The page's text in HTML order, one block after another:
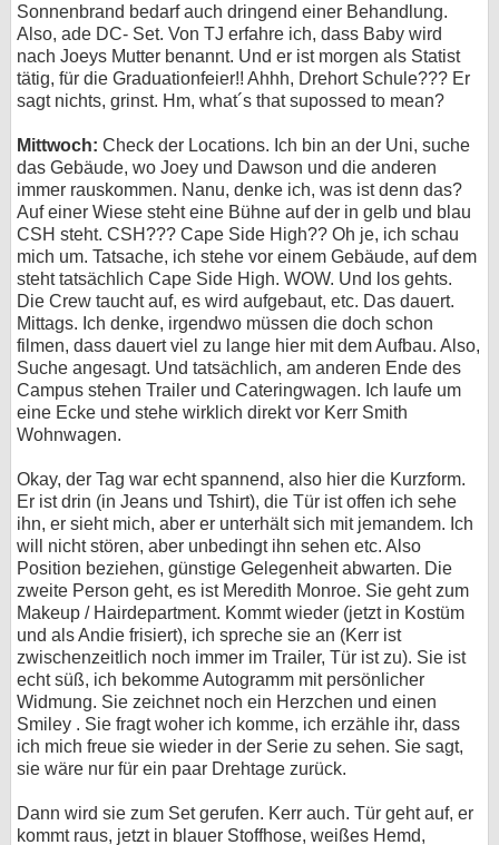
Sonnenbrand bedarf auch dringend einer Behandlung.
Also, ade DC- Set. Von TJ erfahre ich, dass Baby wird
nach Joeys Mutter benannt. Und er ist morgen als Statist
tätig, für die Graduationfeier!! Ahhh, Drehort Schule??? Er
sagt nichts, grinst. Hm, what´s that supossed to mean?
Mittwoch: Check der Locations. Ich bin an der Uni, suche
das Gebäude, wo Joey und Dawson und die anderen
immer rauskommen. Nanu, denke ich, was ist denn das?
Auf einer Wiese steht eine Bühne auf der in gelb und blau
CSH steht. CSH??? Cape Side High?? Oh je, ich schau
mich um. Tatsache, ich stehe vor einem Gebäude, auf dem
steht tatsächlich Cape Side High. WOW. Und los gehts.
Die Crew taucht auf, es wird aufgebaut, etc. Das dauert.
Mittags. Ich denke, irgendwo müssen die doch schon
filmen, dass dauert viel zu lange hier mit dem Aufbau. Also,
Suche angesagt. Und tatsächlich, am anderen Ende des
Campus stehen Trailer und Cateringwagen. Ich laufe um
eine Ecke und stehe wirklich direkt vor Kerr Smith
Wohnwagen.
Okay, der Tag war echt spannend, also hier die Kurzform.
Er ist drin (in Jeans und Tshirt), die Tür ist offen ich sehe
ihn, er sieht mich, aber er unterhält sich mit jemandem. Ich
will nicht stören, aber unbedingt ihn sehen etc. Also
Position beziehen, günstige Gelegenheit abwarten. Die
zweite Person geht, es ist Meredith Monroe. Sie geht zum
Makeup / Hairdepartment. Kommt wieder (jetzt in Kostüm
und als Andie frisiert), ich spreche sie an (Kerr ist
zwischenzeitlich noch immer im Trailer, Tür ist zu). Sie ist
echt süß, ich bekomme Autogramm mit persönlicher
Widmung. Sie zeichnet noch ein Herzchen und einen
Smiley . Sie fragt woher ich komme, ich erzähle ihr, dass
ich mich freue sie wieder in der Serie zu sehen. Sie sagt,
sie wäre nur für ein paar Drehtage zurück.
Dann wird sie zum Set gerufen. Kerr auch. Tür geht auf, er
kommt raus, jetzt in blauer Stoffhose, weißes Hemd,